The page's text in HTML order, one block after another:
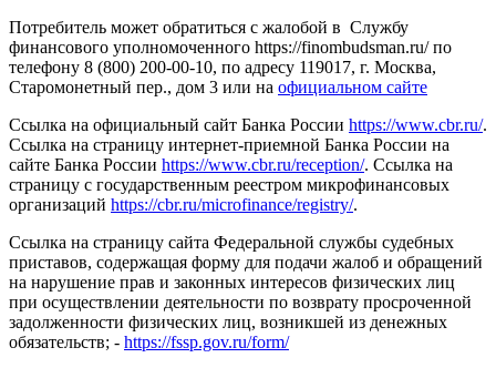
Потребитель может обратиться с жалобой в Службу
финансового уполномоченного https://finombudsman.ru/ по
телефону 8 (800) 200-00-10, по адресу 119017, г. Москва,
Старомонетный пер., дом 3 или на официальном сайте
Ссылка на официальный сайт Банка России https://www.cbr.ru/.
Ссылка на страницу интернет-приемной Банка России на
сайте Банка России https://www.cbr.ru/reception/. Ссылка на
страницу с государственным реестром микрофинансовых
организаций https://cbr.ru/microfinance/registry/.
Ссылка на страницу сайта Федеральной службы судебных
приставов, содержащая форму для подачи жалоб и обращений
на нарушение прав и законных интересов физических лиц
при осуществлении деятельности по возврату просроченной
задолженности физических лиц, возникшей из денежных
обязательств; - https://fssp.gov.ru/form/